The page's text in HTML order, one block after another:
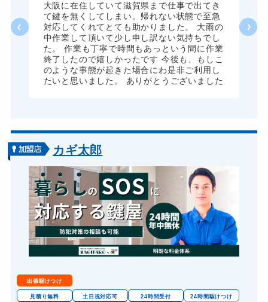
ドアノブカギ開け 10,780円～(税込)
ドアノブカギ作成 8,800円～(税込)
ドアノブカギ交換 11,000円～(税込)
大阪に在住していて滋賀県まで仕事で出てき
て鍵を無くしてしまい。帰れない状態で至急
対応してくれてとても助かりました。 大雨の
中作業して頂いて少し申し訳ない気持ちでし
た。 作業も丁寧で時間もあっという間に作業
終了したので嬉しかったです 今後も、もしこ
のような事態が起きた場合にわ是非ご利用し
たいと思いました。 ありがとうございました
カギ太郎
出張駆けつけ
見積り無料 土日祝対応可 24時間受付
24時間駆けつけ